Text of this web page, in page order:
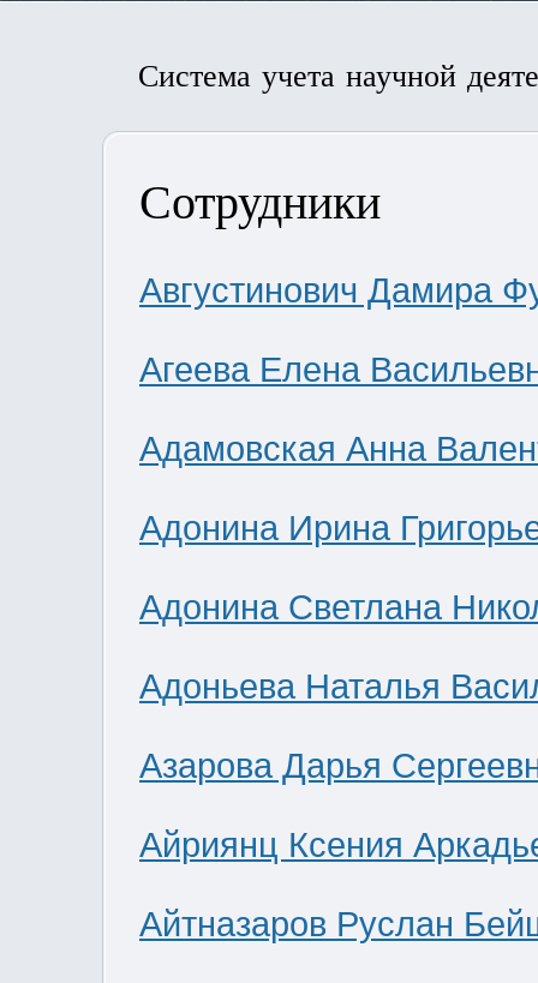
Система учета научной
Сотрудники
Августинович Дамира
Агеева Елена
Адамовская Анна
Адонина Ирина
Адонина Светлана
Адоньева Наталья
Азарова Дарья
Айриянц Ксения
Айтназаров Руслан